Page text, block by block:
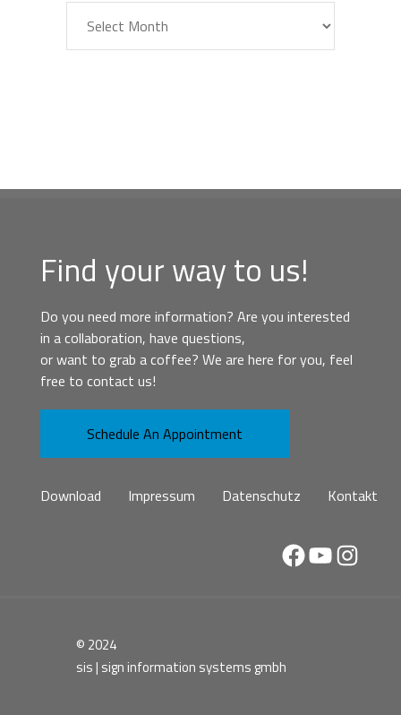
Find your way to us!
Do you need more information? Are you interested
in a collaboration, have questions,
or want to grab a coffee? We are here for you, feel
free to contact us!
Schedule An Appointment
Download Impressum Datenschutz Kontakt
Facebook
YouTube
© 2024
sis | sign information systems gmbh